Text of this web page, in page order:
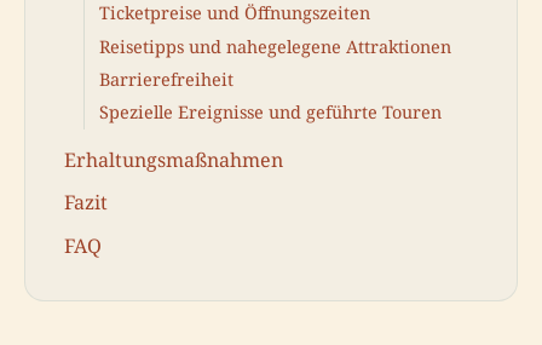
Ticketpreise und Öffnungszeiten
Reisetipps und nahegelegene Attraktionen
Barrierefreiheit
Spezielle Ereignisse und geführte Touren
Erhaltungsmaßnahmen
Fazit
FAQ